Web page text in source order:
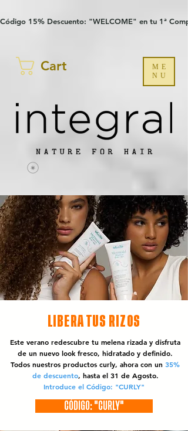
Código 15% Descuento: "WELCOME" en tu 1ª
Cart
ME
NU
LIBERA TUS RIZOS
Este verano redescubre tu melena rizada y disfruta
de un nuevo look fresco, hidratado y definido.
Todos nuestros productos curly, ahora con un 35%
de descuento, hasta el 31 de Agosto.
Introduce el Código: "CURLY"
CÓDIGO: "CURLY"